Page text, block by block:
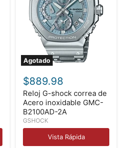
Agotado
G-
shock
correa
de
Acero
inoxidable
GMC-
B2100AD-
$889.98
Reloj G-shock correa de
Acero inoxidable GMC-
B2100AD-2A
GSHOCK
Vista Rápida